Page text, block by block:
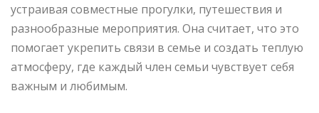
устраивая совместные прогулки, путешествия и
разнообразные мероприятия. Она считает, что это
помогает укрепить связи в семье и создать теплую
атмосферу, где каждый член семьи чувствует себя
важным и любимым.